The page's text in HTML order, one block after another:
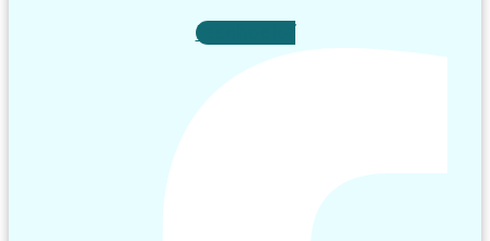
Facebook-f